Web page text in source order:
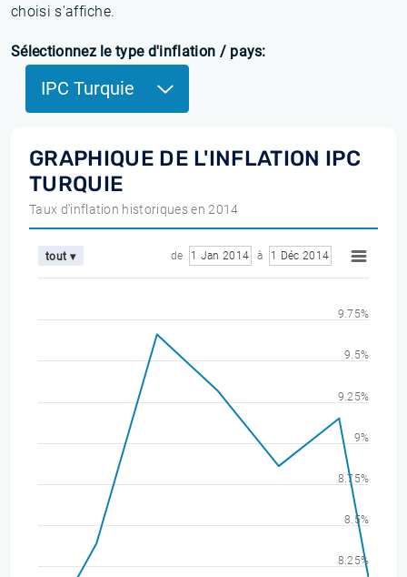
choisi s'affiche.
Sélectionnez le type d'inflation / pays:
IPC Turquie
GRAPHIQUE DE L'INFLATION IPC
TURQUIE
Taux d'inflation historiques en 2014
tout ▾ de 1 Jan 2014 à 1 Déc 2014
8.25%
8.5%
8.75%
9%
9.25%
9.5%
9.75%